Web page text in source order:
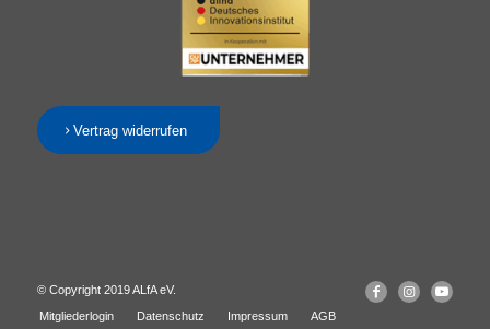
Vertrag widerrufen
© Copyright 2019 ALfA eV.
Mitgliederlogin
Datenschutz Impressum AGB